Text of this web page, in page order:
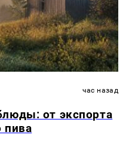
час назад
от экспорта
пива